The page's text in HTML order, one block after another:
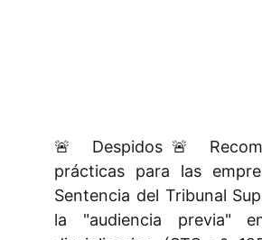
🚨 Despidos🚨
prácticas para las
Sentencia del Tribunal
la "audiencia previa"